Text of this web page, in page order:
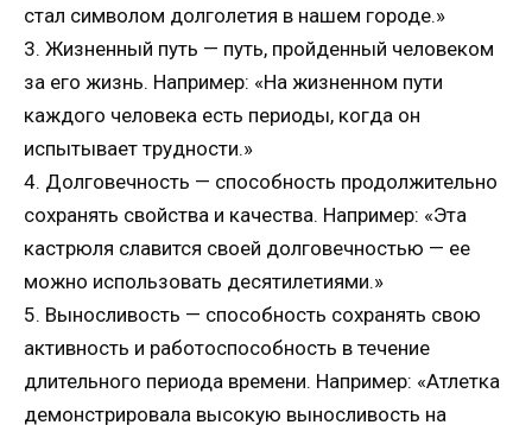
стал символом долголетия в нашем городе.»
3. Жизненный путь — путь, пройденный человеком
за его жизнь. Например: «На жизненном пути
каждого человека есть периоды, когда он
испытывает трудности.»
4. Долговечность — способность продолжительно
сохранять свойства и качества. Например: «Эта
кастрюля славится своей долговечностью — ее
можно использовать десятилетиями.»
5. Выносливость — способность сохранять свою
активность и работоспособность в течение
длительного периода времени. Например: «Атлетка
демонстрировала высокую выносливость на